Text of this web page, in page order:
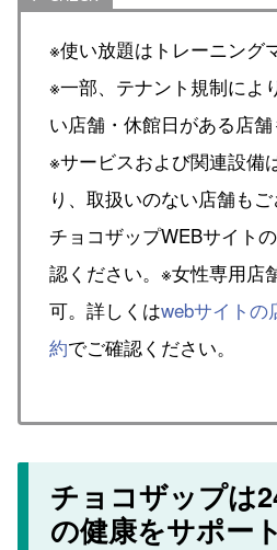
※使い放題はトレーニング
※一部、テナント規制によ
い店舗・休館日がある店舗
※サービスおよび関連設備
り、取扱いのない店舗も
チョコザップWEBサイト
認ください。※女性専用店
可。詳しくはwebサイトの
約でご確認ください。
チョコザップは
の健康をサポー